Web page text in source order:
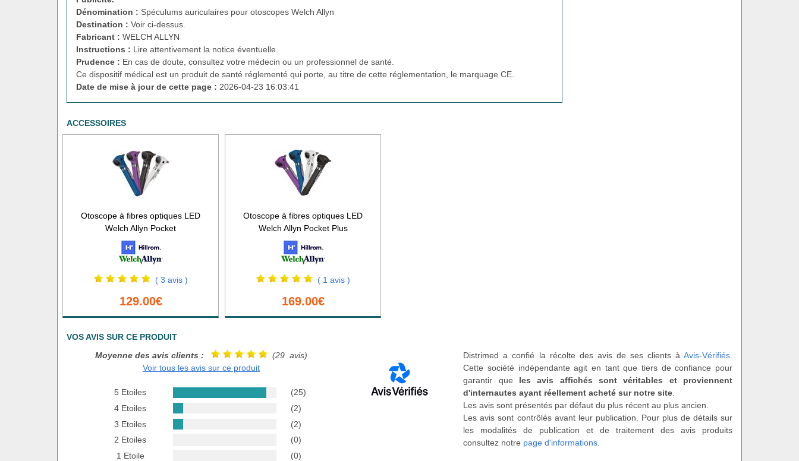
Dénomination : Spéculums auriculaires pour otoscopes Welch Allyn
Destination : Voir ci-dessus.
Fabricant : WELCH ALLYN
Instructions : Lire attentivement la notice éventuelle.
Prudence : En cas de doute, consultez votre médecin ou un professionnel de santé.
Ce dispositif médical est un produit de santé réglementé qui porte, au titre de cette réglementation, le marquage CE.
Date de mise à jour de cette page : 2026-04-23 16:03:41
ACCESSOIRES
Otoscope à fibres optiques LED
Welch Allyn Pocket
( 3 avis )
129.00€
Otoscope à fibres optiques LED
Welch Allyn Pocket Plus
( 1 avis )
169.00€
VOS AVIS SUR CE PRODUIT
Moyenne des avis clients :
(29 avis)
Voir tous les avis sur ce produit
5 Etoiles
(25)
4 Etoiles
(2)
3 Etoiles
(2)
2 Etoiles
(0)
1 Etoile
(0)
Distrimed a confié la récolte des avis de ses clients à Avis-Vérifiés.
Cette société indépendante agit en tant que tiers de confiance pour
garantir que les avis affichés sont véritables et proviennent
d'internautes ayant réellement acheté sur notre site
Les avis sont présentés par défaut du plus récent au plus ancien.
Les avis sont contrôlés avant leur publication. Pour plus de détails sur
les modalités de publication et de traitement des avis produits
consultez notre page d'informations